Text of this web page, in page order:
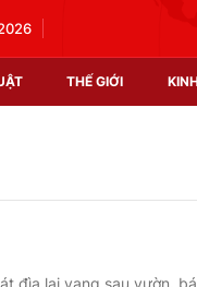
THẾ GIỚI
đìa lại vang sau vườn,